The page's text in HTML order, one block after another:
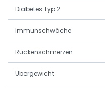
Diabetes Typ 2
Immunschwäche
Rückenschmerzen
Übergewicht